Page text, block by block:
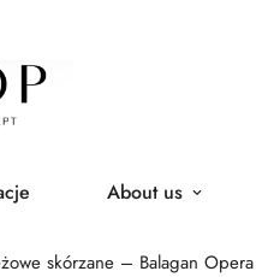
About us
skórzane – Balagan Opera